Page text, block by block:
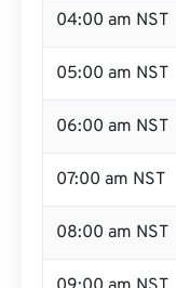
04:00 am NST
05:00 am NST
06:00 am NST
07:00 am NST
08:00 am NST